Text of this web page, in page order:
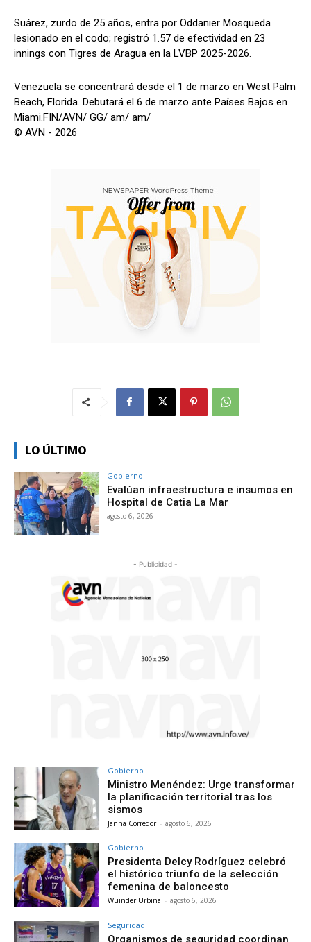
Suárez, zurdo de 25 años, entra por Oddanier Mosqueda
lesionado en el codo; registró 1.57 de efectividad en 23
innings con Tigres de Aragua en la LVBP 2025-2026.
Venezuela se concentrará desde el 1 de marzo en West Palm
Beach, Florida. Debutará el 6 de marzo ante Países Bajos en
Miami.FIN/AVN/ GG/ am/ am/
© AVN - 2026
LO ÚLTIMO
Gobierno
Evalúan infraestructura e insumos en
Hospital de Catia La Mar
agosto 6, 2026
- Publicidad -
Gobierno
Ministro Menéndez: Urge transformar
la planificación territorial tras los
sismos
Janna Corredor - agosto 6, 2026
Gobierno
Presidenta Delcy Rodríguez celebró
el histórico triunfo de la selección
femenina de baloncesto
Wuinder Urbina - agosto 6, 2026
Seguridad
Organismos de seguridad coordinan